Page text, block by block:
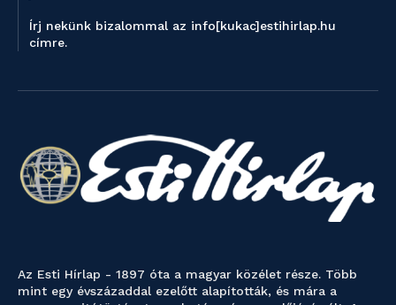
Írj nekünk bizalommal az info[kukac]estihirlap.hu
címre.
Az Esti Hírlap - 1897 óta a magyar közélet része. Több
mint egy évszázaddal ezelőtt alapították, és mára a